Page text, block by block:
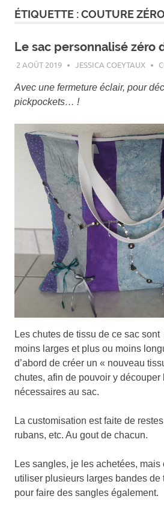
ÉTIQUETTE :COUTURE
Le sac personnalisé zéro
2 AOÛT 2019 JESSICA COEYTAUX
Avec une fermeture éclair, pour
pickpockets… !
Les chutes de tissu de ce sac
moins larges et plus ou moins
d’abord de créer un « nouveau
chutes, afin de pouvoir y découper
nécessaires au sac.
La customisation est faite de
rubans, etc. Au gout de chacun.
Les sangles, je les achetées, mais
utiliser plusieurs larges bandes de
pour faire des sangles également.